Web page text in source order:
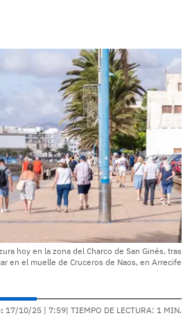
hoy en la zona del Charco de San Ginés, tras
en el muelle de Cruceros de Naos, en Arrecife
17/10/25 | 7:59| TIEMPO DE LECTURA: 1 MIN.